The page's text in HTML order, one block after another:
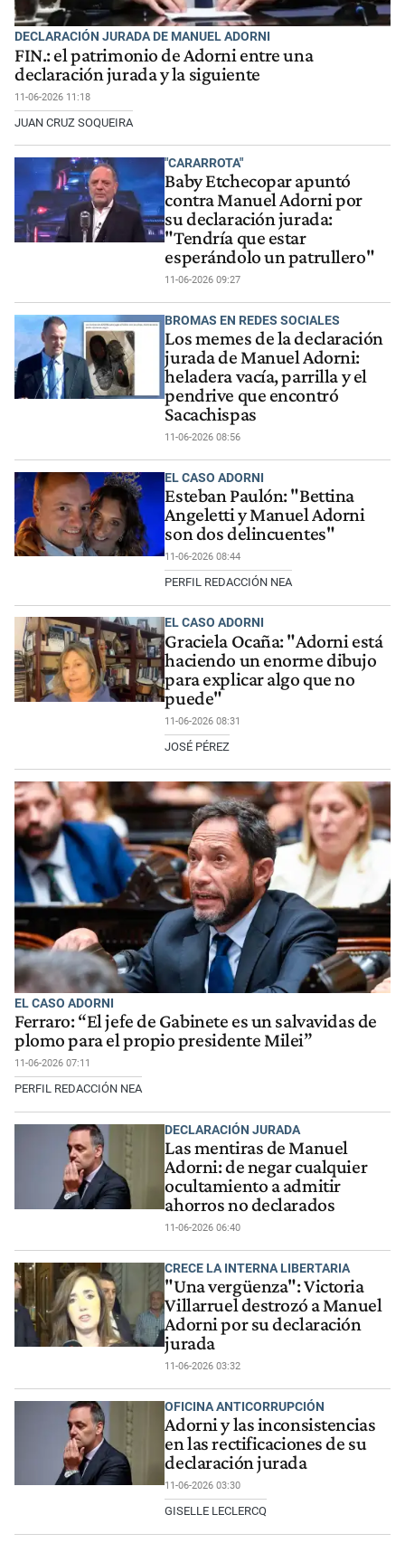
DECLARACIÓN JURADA DE MANUEL ADORNI
FIN.: el patrimonio de Adorni entre una
declaración jurada y la siguiente
11-06-2026 11:18
JUAN CRUZ SOQUEIRA
"CARARROTA"
Baby Etchecopar apuntó
contra Manuel Adorni por
su declaración jurada:
"Tendría que estar
esperándolo un patrullero"
11-06-2026 09:27
BROMAS EN REDES SOCIALES
Los memes de la declaración
jurada de Manuel Adorni:
heladera vacía, parrilla y el
pendrive que encontró
Sacachispas
11-06-2026 08:56
EL CASO ADORNI
Esteban Paulón: "Bettina
Angeletti y Manuel Adorni
son dos delincuentes"
11-06-2026 08:44
PERFIL REDACCIÓN NEA
EL CASO ADORNI
Graciela Ocaña: "Adorni está
haciendo un enorme dibujo
para explicar algo que no
puede"
11-06-2026 08:31
JOSÉ PÉREZ
EL CASO ADORNI
Ferraro: “El jefe de Gabinete es un salvavidas de
plomo para el propio presidente Milei”
11-06-2026 07:11
PERFIL REDACCIÓN NEA
DECLARACIÓN JURADA
Las mentiras de Manuel
Adorni: de negar cualquier
ocultamiento a admitir
ahorros no declarados
11-06-2026 06:40
CRECE LA INTERNA LIBERTARIA
"Una vergüenza": Victoria
Villarruel destrozó a Manuel
Adorni por su declaración
jurada
11-06-2026 03:32
OFICINA ANTICORRUPCIÓN
Adorni y las inconsistencias
en las rectificaciones de su
declaración jurada
11-06-2026 03:30
GISELLE LECLERCQ